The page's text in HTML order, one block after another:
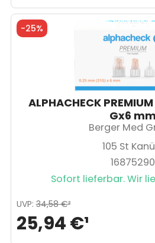
ALPHACHECK
Gx6 mm
Berger Med
105 St
16875290
Sofort lieferbar. Wir
25,94 €¹
UVP: 34,58 €³
-25%